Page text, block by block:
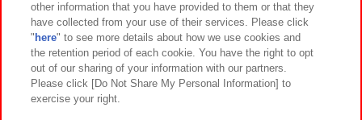
関連会社 サステナビリティ サイトポリシー
プライバシーポリシー ウェブアクセシビリティ方針と検証結果
お取引先さまとともに
other information that you have provided to them or that they
have collected from your use of their services. Please click
" here" to see more details about how we use cookies and
the retention period of each cookie. You have the right to opt
out of our sharing of your information with our partners.
Please click [Do Not Share My Personal Information] to
exercise your right.